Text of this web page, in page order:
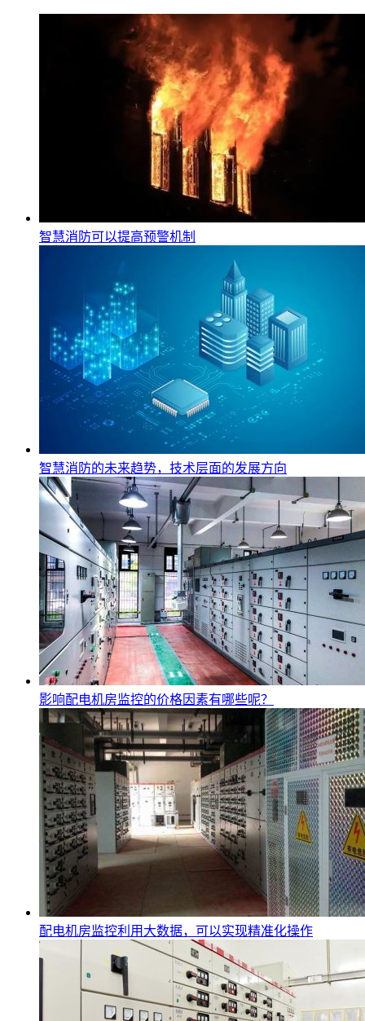
智慧消防可以提高预警机制
智慧消防的未来趋势，技术层面的发展方向
影响配电机房监控的价格因素有哪些呢？
配电机房监控利用大数据，可以实现精准化操作